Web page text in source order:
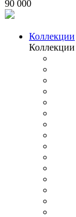
Добавьте еще
и получите
До скидки5%
90 000
Коллекции
Коллекции